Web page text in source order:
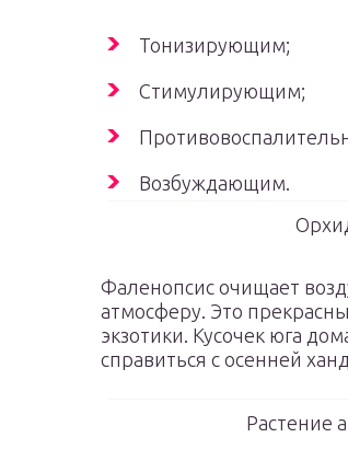
Тонизирующим;
Стимулирующим;
Возбуждающим.
Фаленопсис очищает
атмосферу. Это
экзотики. Кусочек юга
справиться с осенней
Растение